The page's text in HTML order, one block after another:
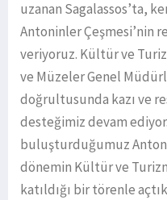
uzanan Sagalassos’ta,
Antoninler Çeşmesi’nin
veriyoruz. Kültür ve
ve Müzeler Genel
doğrultusunda kazı ve
desteğimiz devam
buluşturduğumuz
dönemin Kültür ve
katıldığı bir törenle